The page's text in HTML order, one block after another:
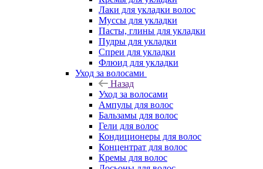
Лаки для укладки волос
Муссы для укладки
Пасты, глины для укладки
Пудры для укладки
Спреи для укладки
Флюид для укладки
Уход за волосами
Назад
Уход за волосами
Ампулы для волос
Бальзамы для волос
Гели для волос
Кондиционеры для волос
Концентрат для волос
Кремы для волос